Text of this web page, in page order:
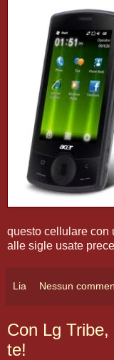
questo cellulare con
alle sigle usate
Lia Nessun
Con Lg
te!